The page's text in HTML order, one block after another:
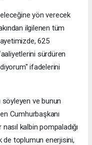
yön verecek
ilgilenen tüm
625
sürdüren
ifadelerini
ve bunun
Cumhurbaşkanı
kalbin pompaladığı
de toplumun enerjisini,